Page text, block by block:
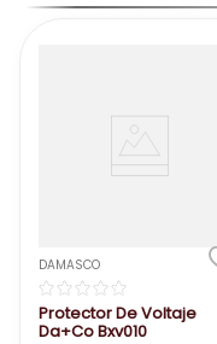
☆☆☆☆☆
DAMASCO
Protector De Voltaje
Da+Co Bxv010